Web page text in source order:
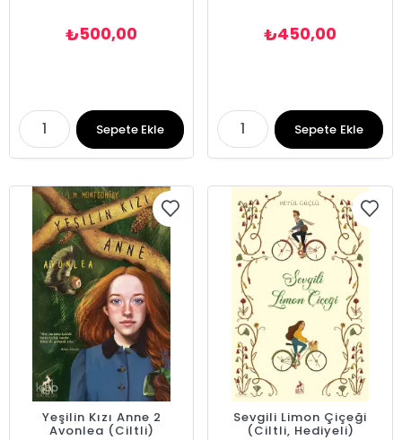
₺500,00
Sepete Ekle
₺450,00
Sepete Ekle
Yeşilin Kızı Anne 2
Avonlea (Ciltli)
Sevgili Limon Çiçeği
(Ciltli, Hediyeli)